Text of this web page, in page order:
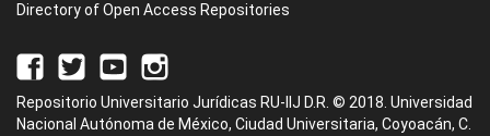
Directory of Open Access Repositories
Repositorio Universitario Jurídicas RU-IIJ D.R. © 2018. Universidad
Nacional Autónoma de México, Ciudad Universitaria, Coyoacán, C.